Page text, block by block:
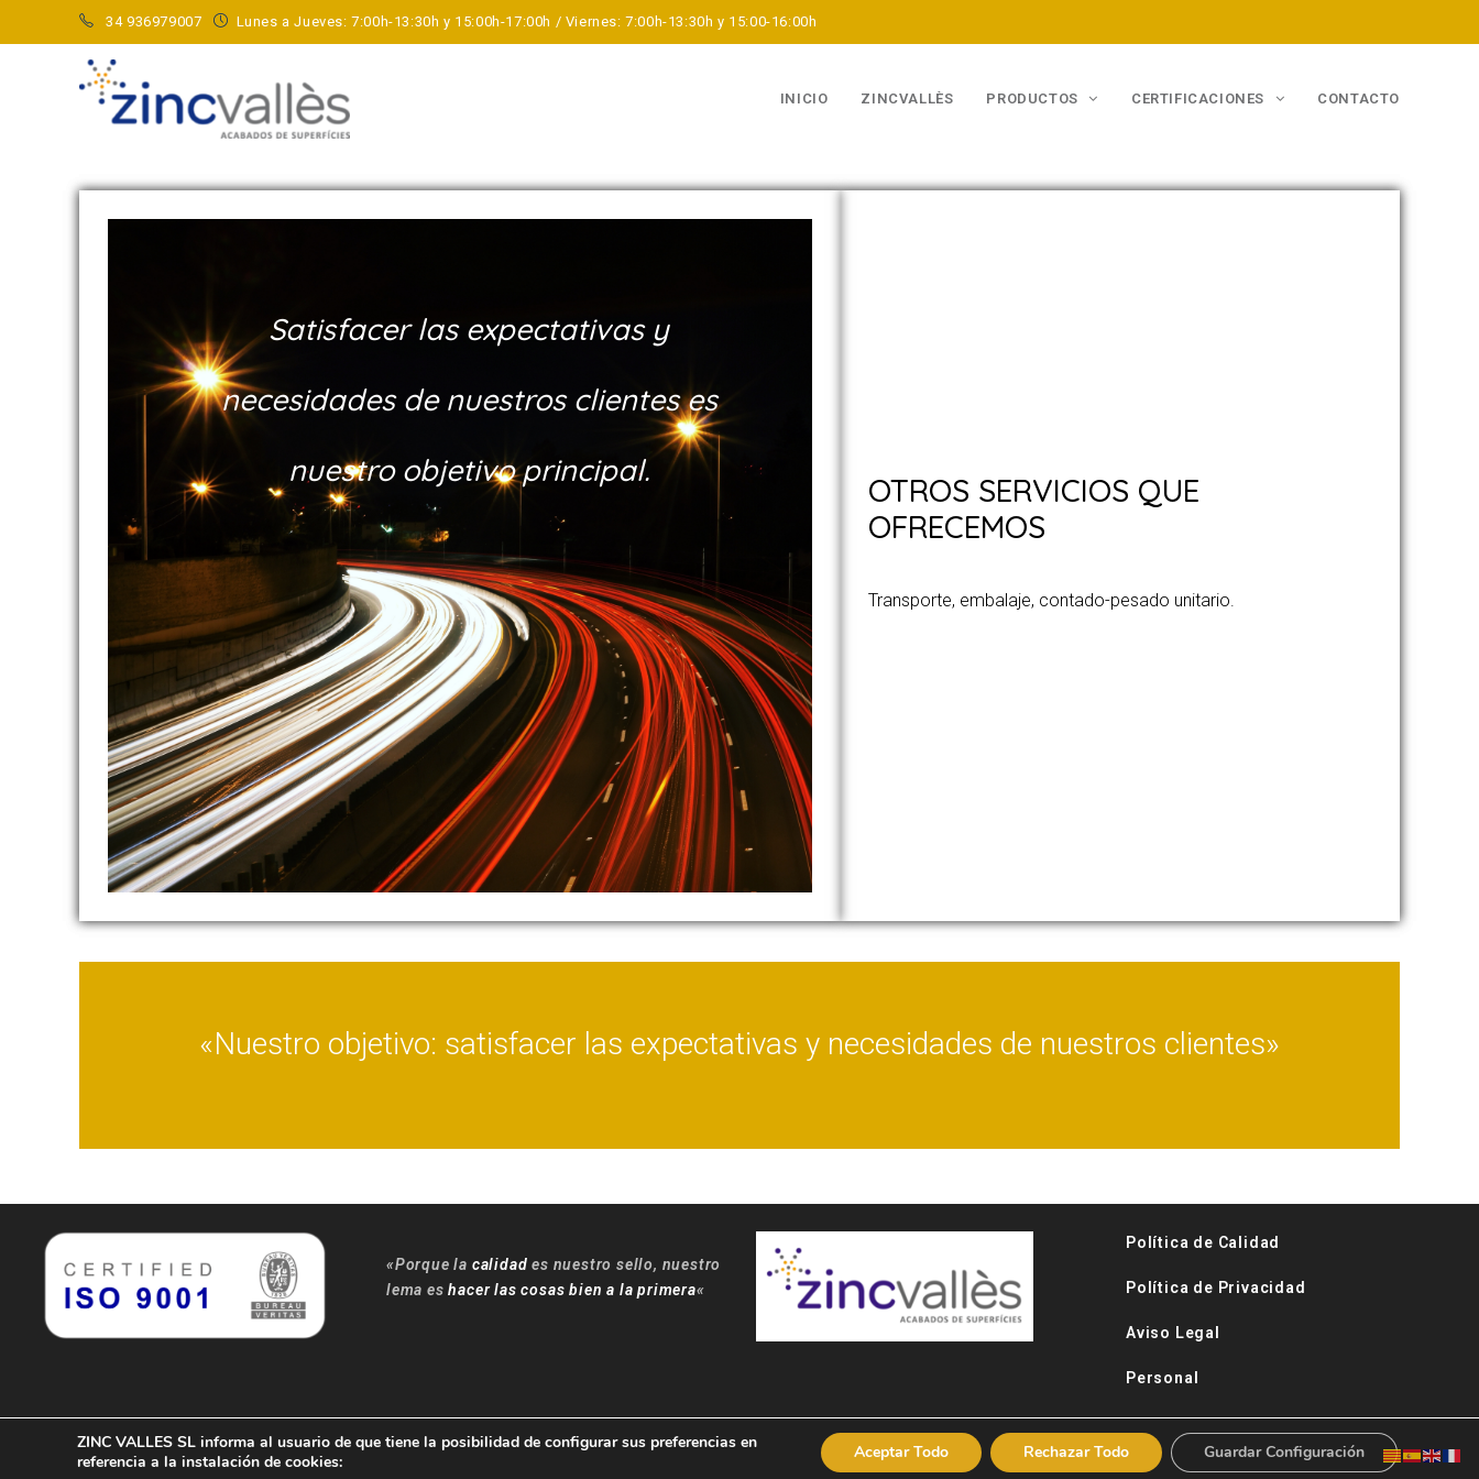
34 936979007 Lunes a Jueves: 7:00h-13:30h y 15:00h-17:00h / Viernes: 7:00h-13:30h y 15:00-16:00h
INICIO ZINCVALLÈS PRODUCTOS CERTIFICACIONES CONTACTO
OTROS SERVICIOS
Satisfacer las expectativas y
necesidades de nuestros clientes es
nuestro objetivo principal.
OTROS SERVICIOS QUE
OFRECEMOS
Transporte, embalaje, contado-pesado unitario.
«Nuestro objetivo: satisfacer las expectativas y necesidades de nuestros clientes»
«Porque la calidad es nuestro sello, nuestro
lema eshacer las cosas bien a la primera«
Política de Calidad
Política de Privacidad
Aviso Legal
Personal
COPYRIGHT 2018 - ZINCVALLÈS
ZINC VALLES SL informa al usuario de que tiene la posibilidad de configurar sus preferencias en
referencia a la instalación de cookies:
Aceptar Todo Rechazar Todo Guardar Configuración